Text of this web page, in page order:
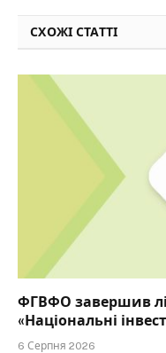
СХОЖІ СТАТТІ
ФГВФО завершив
«Національні
6 Серпня 2026